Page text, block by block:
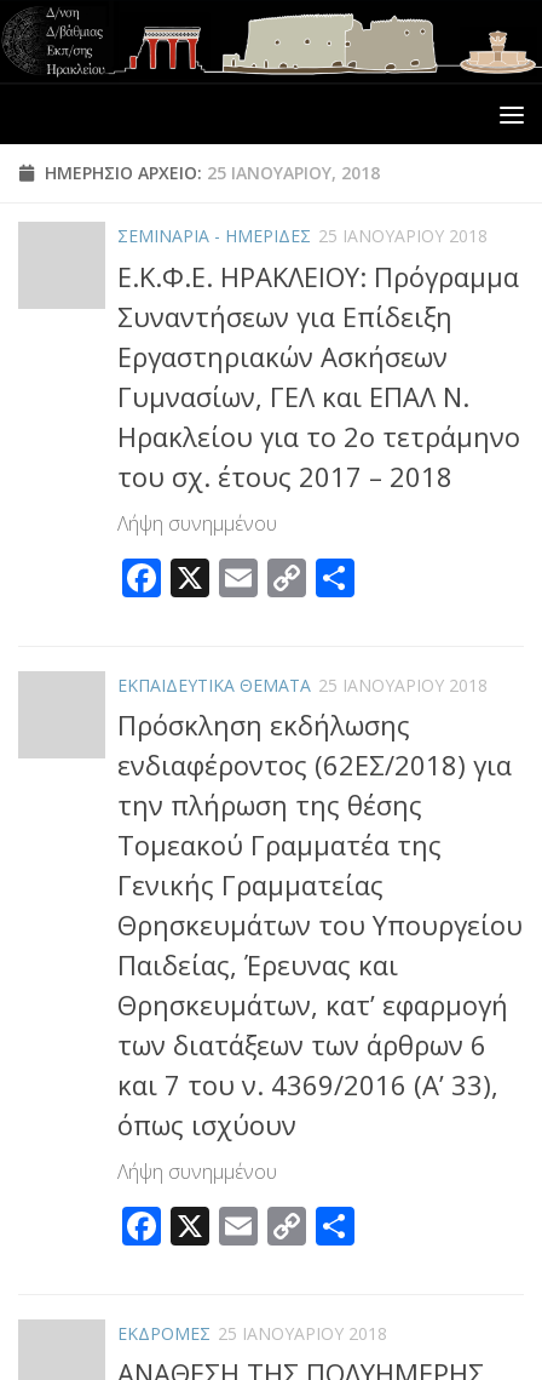
ΗΜΕΡΉΣΙΟ ΑΡΧΕΊΟ: 25 ΙΑΝΟΥΑΡΊΟΥ, 2018
ΣΕΜΙΝΑΡΙΑ - ΗΜΕΡΙΔΕΣ 25 ΙΑΝΟΥΑΡΊΟΥ 2018
Ε.Κ.Φ.Ε. ΗΡΑΚΛΕΙΟΥ: Πρόγραμμα
Συναντήσεων για Επίδειξη
Εργαστηριακών Ασκήσεων
Γυμνασίων, ΓΕΛ και ΕΠΑΛ Ν.
Ηρακλείου για το 2ο τετράμηνο
του σχ. έτους 2017 – 2018
Λήψη συνημμένου
Facebook
X Email
Copy
ΕΚΠΑΙΔΕΥΤΙΚΑ ΘΕΜΑΤΑ 25 ΙΑΝΟΥΑΡΊΟΥ 2018
Πρόσκληση εκδήλωσης
ενδιαφέροντος (62ΕΣ/2018) για
την πλήρωση της θέσης
Τομεακού Γραμματέα της
Γενικής Γραμματείας
Θρησκευμάτων του Υπουργείου
Παιδείας, Έρευνας και
Θρησκευμάτων, κατ’ εφαρμογή
των διατάξεων των άρθρων 6
και 7 του ν. 4369/2016 (Α’ 33),
όπως ισχύουν
Λήψη συνημμένου
Facebook
X Email
Copy
ΕΚΔΡΟΜΕΣ 25 ΙΑΝΟΥΑΡΊΟΥ 2018
ΑΝΑΘΕΣΗ ΤΗΣ ΠΟΛΥΗΜΕΡΗΣ